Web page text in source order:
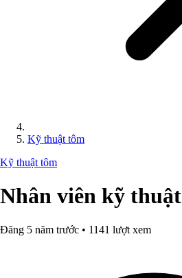
Kỹ thuật tôm
Kỹ thuật tôm
Nhân viên kỹ thuật
Đăng 5 năm trước • 1141 lượt xem